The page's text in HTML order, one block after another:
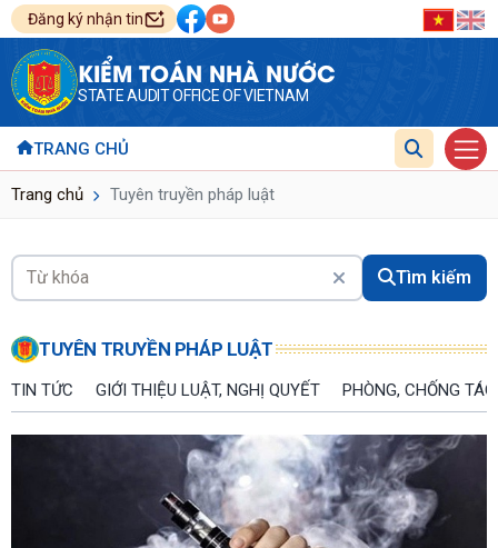
Đăng ký nhận tin
KIỂM TOÁN NHÀ NƯỚC
STATE AUDIT OFFICE OF VIETNAM
TRANG CHỦ
Trang chủ Tuyên truyền pháp luật
Tìm kiếm
TUYÊN TRUYỀN PHÁP LUẬT
TIN TỨC GIỚI THIỆU LUẬT, NGHỊ QUYẾT PHÒNG, CHỐNG